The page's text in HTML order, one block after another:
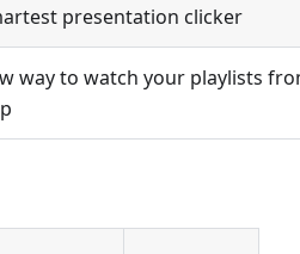
presentation clicker
way to watch your playlists